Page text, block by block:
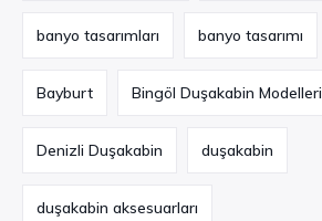
banyo tasarımları banyo tasarımı
Bayburt Bingöl Duşakabin Modelleri
Denizli Duşakabin duşakabin
duşakabin aksesuarları